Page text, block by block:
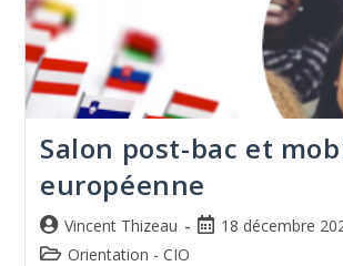
Salon post-bac et
européenne
Vincent Thizeau
18 décembre
Orientation - CIO